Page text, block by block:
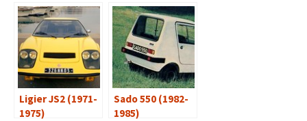
Ligier JS2 (1971-
1975)
Sado 550 (1982-
1985)